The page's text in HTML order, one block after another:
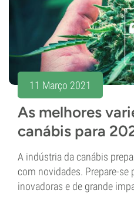
11 Março 2021
As melhores
canábis para
A indústria da canábis
com novidades. Prepare-se
inovadoras e de grande